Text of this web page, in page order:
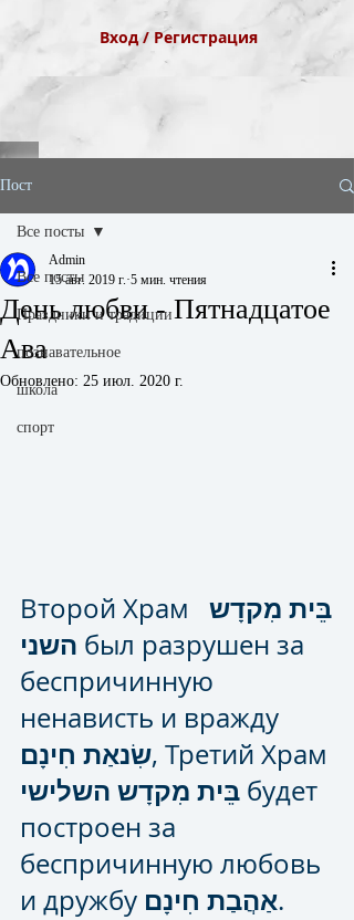
Вход / Регистрация
Пост
Все посты
Праздники и традиции
познавательное
школа
спорт
Все посты
День любви - Пятнадцатое
Ава
Admin
15 авг. 2019 г. 5 мин. чтения
Обновлено: 25 июл. 2020 г.
Второй Храм
בֵּית מִקדָש
השני был разрушен за
беспричинную
ненависть и вражду
שִׂנאַת חִינָם, Третий Храм
בֵּית מִקדָש השלישי будет
построен за
беспричинную любовь
и дружбу אַהֲבַת חִינָם.